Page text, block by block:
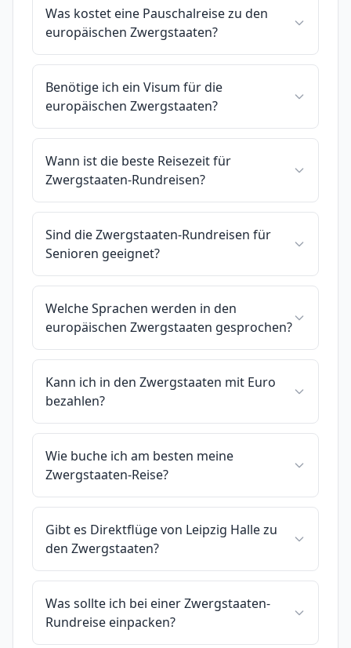
Was kostet eine Pauschalreise zu den
europäischen Zwergstaaten?
Benötige ich ein Visum für die
europäischen Zwergstaaten?
Wann ist die beste Reisezeit für
Zwergstaaten-Rundreisen?
Sind die Zwergstaaten-Rundreisen für
Senioren geeignet?
Welche Sprachen werden in den
europäischen Zwergstaaten gesprochen?
Kann ich in den Zwergstaaten mit Euro
bezahlen?
Wie buche ich am besten meine
Zwergstaaten-Reise?
Gibt es Direktflüge von Leipzig Halle zu
den Zwergstaaten?
Was sollte ich bei einer Zwergstaaten-
Rundreise einpacken?